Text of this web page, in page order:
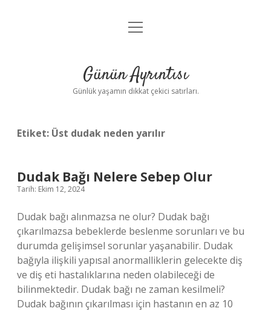
Anasayfa
Yasal Uyarı
menüyü
Günün Ayrıntısı
Günlük yaşamın dikkat çekici satırları.
Etiket: Üst dudak neden yarılır
Dudak Bağı Nelere Sebep Olur
Tarih: Ekim 12, 2024
Dudak bağı alınmazsa ne olur? Dudak bağı
çıkarılmazsa bebeklerde beslenme sorunları ve bu
durumda gelişimsel sorunlar yaşanabilir. Dudak
bağıyla ilişkili yapısal anormalliklerin gelecekte diş
ve diş eti hastalıklarına neden olabileceği de
bilinmektedir. Dudak bağı ne zaman kesilmeli?
Dudak bağının çıkarılması için hastanın en az 10